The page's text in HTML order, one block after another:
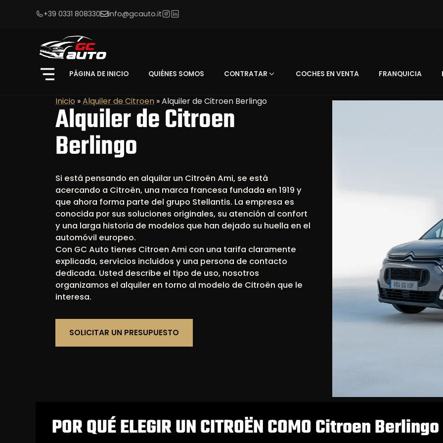
+39 0331 808330 info@gcauto.it
PÁGINA DE INICIO QUIÉNES SOMOS CONTRATAR COCHES EN VENTA FRANQUICIA
Inicio »Alquiler de Citroen »Alquiler de Citroen Berlingo
Alquiler de Citroen
Berlingo
Si está pensando en alquilar un Citroën Ami, se está
acercando a Citroën, una marca francesa fundada en 1919 y
que ahora forma parte del grupo Stellantis. La empresa es
conocida por sus soluciones originales, su atención al confort
y una larga historia de modelos que han dejado su huella en el
automóvil europeo.
Con GC Auto tienes Citroen Ami con una tarifa claramente
explicada, servicios incluidos y una persona de contacto
dedicada. Usted describe el tipo de uso, nosotros
organizamos el alquiler en torno al modelo de Citroën que le
interesa.
SOLICITAR UN PRESUPUESTO
POR QUÉ ELEGIR UN CITROËN COMO Citroen